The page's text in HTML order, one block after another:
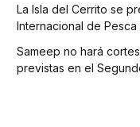
La Isla del Cerrito se
Internacional de
Sameep no hará
previstas en el